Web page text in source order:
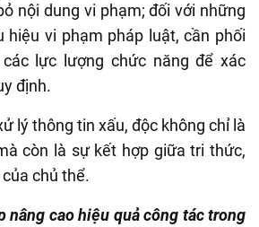
nội dung vi phạm; đối với những
hiệu vi phạm pháp luật, cần phối
lực lượng chức năng để xác
định.
lý thông tin xấu, độc không chỉ là
còn là sự kết hợp giữa tri thức,
chủ thể.
nâng cao hiệu quả công tác trong